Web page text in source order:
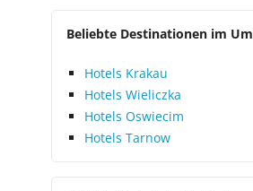
Beliebte Destinationen im
Hotels Krakau
Hotels Wieliczka
Hotels Oswiecim
Hotels Tarnow